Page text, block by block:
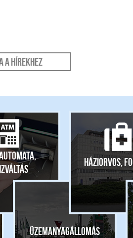
a hírekhez
Üzemanyagállomás
Háziorvos,